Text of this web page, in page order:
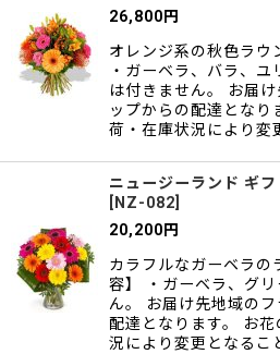
26,800円
オレンジ系の秋色ラウ
・ガーベラ、バラ、
は付きません。 お届
ップからの配達となり
荷・在庫状況により変
ニュージーランド ギ
NZ-082
20,200円
カラフルなガーベラの
容】 ・ガーベラ、グ
ん。 お届け先地域の
配達となります。 お
況により変更となるこ